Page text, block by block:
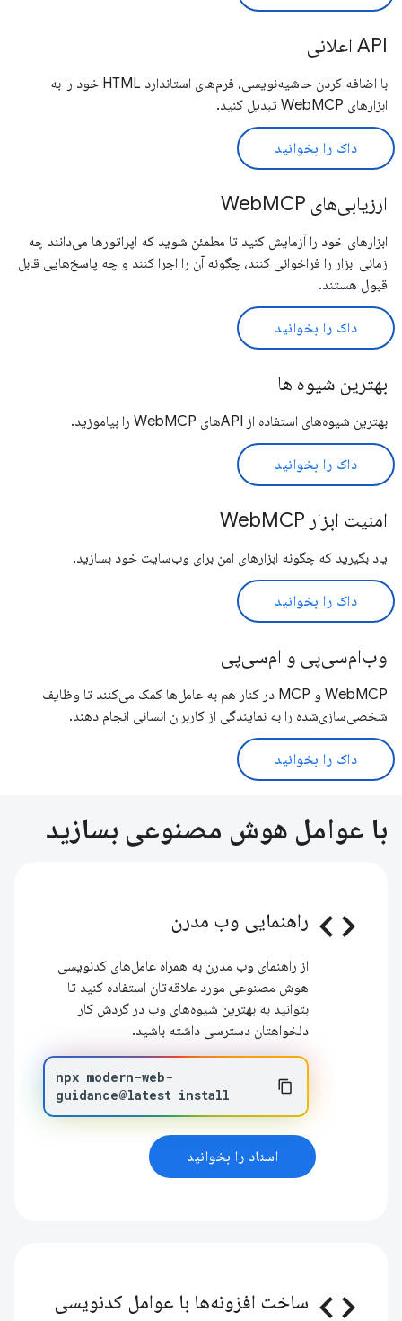
API اعلانی
با اضافه کردن حاشیه‌نویسی، فرم‌های استاندارد HTML خود را به
ابزارهای WebMCP تبدیل کنید.
داک را بخوانید
ارزیابی‌های WebMCP
ابزارهای خود را آزمایش کنید تا مطمئن شوید که اپراتورها می‌دانند چه
زمانی ابزار را فراخوانی کنند، چگونه آن را اجرا کنند و چه پاسخ‌هایی قابل
قبول هستند.
داک را بخوانید
بهترین شیوه ها
بهترین شیوه‌های استفاده از APIهای WebMCP را بیاموزید.
داک را بخوانید
امنیت ابزار WebMCP
یاد بگیرید که چگونه ابزارهای امن برای وب‌سایت خود بسازید.
داک را بخوانید
وب‌ام‌سی‌پی و ام‌سی‌پی
WebMCP و MCP در کنار هم به عامل‌ها کمک می‌کنند تا وظایف
شخصی‌سازی‌شده را به نمایندگی از کاربران انسانی انجام دهند.
داک را بخوانید
با عوامل هوش مصنوعی بسازید
code راهنمایی وب مدرن
از راهنمای وب مدرن به همراه عامل‌های کدنویسی
هوش مصنوعی مورد علاقه‌تان استفاده کنید تا
بتوانید به بهترین شیوه‌های وب در گردش کار
دلخواهتان دسترسی داشته باشید.
npx modern-web-
guidance@latest install
اسناد را بخوانید
code ساخت افزونه‌ها با عوامل کدنویسی